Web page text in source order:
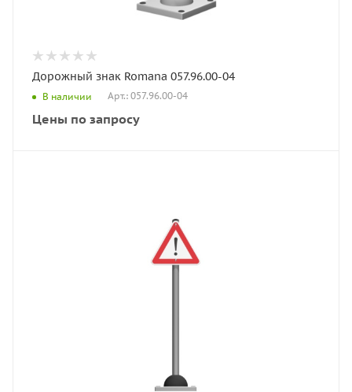
Дорожный знак Romana 057.96.00-04
В наличии Арт.: 057.96.00-04
Цены по запросу